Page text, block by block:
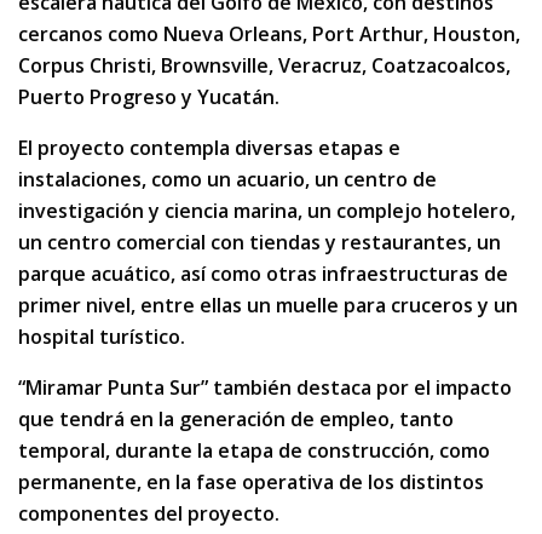
cercanos como Nueva Orleans, Port Arthur, Houston,
Corpus Christi, Brownsville, Veracruz, Coatzacoalcos,
Puerto Progreso y Yucatán.
El proyecto contempla diversas etapas e
instalaciones, como un acuario, un centro de
investigación y ciencia marina, un complejo hotelero,
un centro comercial con tiendas y restaurantes, un
parque acuático, así como otras infraestructuras de
primer nivel, entre ellas un muelle para cruceros y un
hospital turístico.
“Miramar Punta Sur” también destaca por el impacto
que tendrá en la generación de empleo, tanto
temporal, durante la etapa de construcción, como
permanente, en la fase operativa de los distintos
componentes del proyecto.